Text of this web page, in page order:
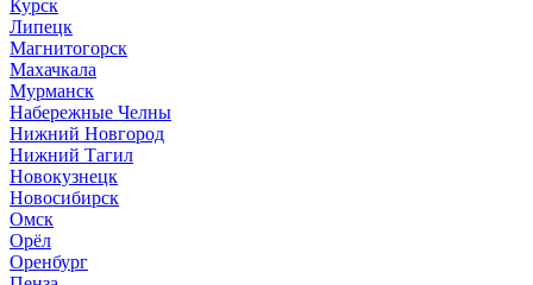
Курск
Липецк
Магнитогорск
Махачкала
Мурманск
Набережные Челны
Нижний Новгород
Нижний Тагил
Новокузнецк
Новосибирск
Омск
Орёл
Оренбург